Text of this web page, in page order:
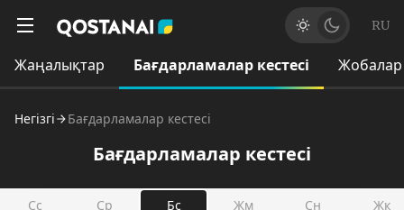
RU
Жаңалықтар Бағдарламалар кестесі Жобалар
Негізгі Бағдарламалар кестесі
Бағдарламалар кестесі
Сс Ср Бс Жм Сн Жк